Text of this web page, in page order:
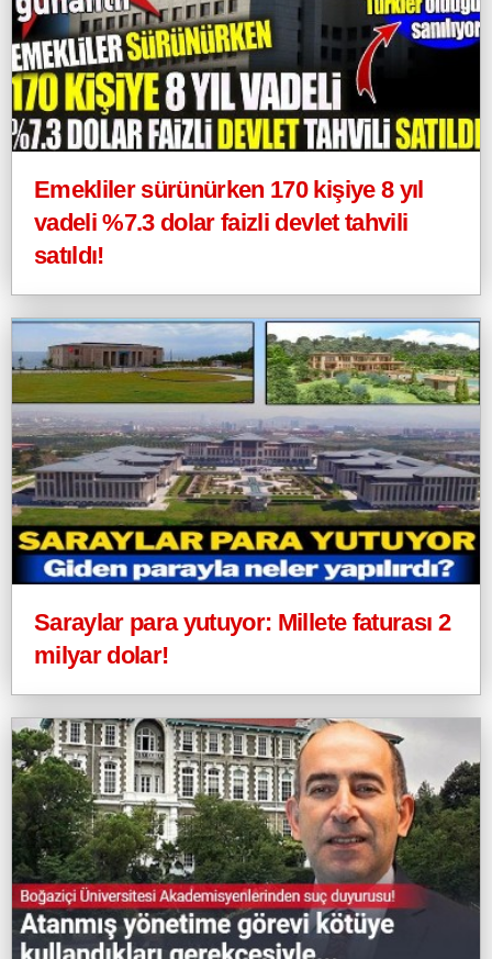
Emekliler sürünürken 170 kişiye 8 yıl
vadeli %7.3 dolar faizli devlet tahvili
satıldı!
Saraylar para yutuyor: Millete faturası 2
milyar dolar!